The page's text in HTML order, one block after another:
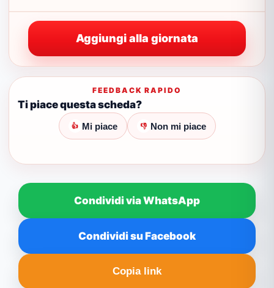
Aggiungi alla giornata
FEEDBACK RAPIDO
Ti piace questa scheda?
👍 Mi piace 👎 Non mi piace
Condividi via WhatsApp
Condividi su Facebook
Copia link